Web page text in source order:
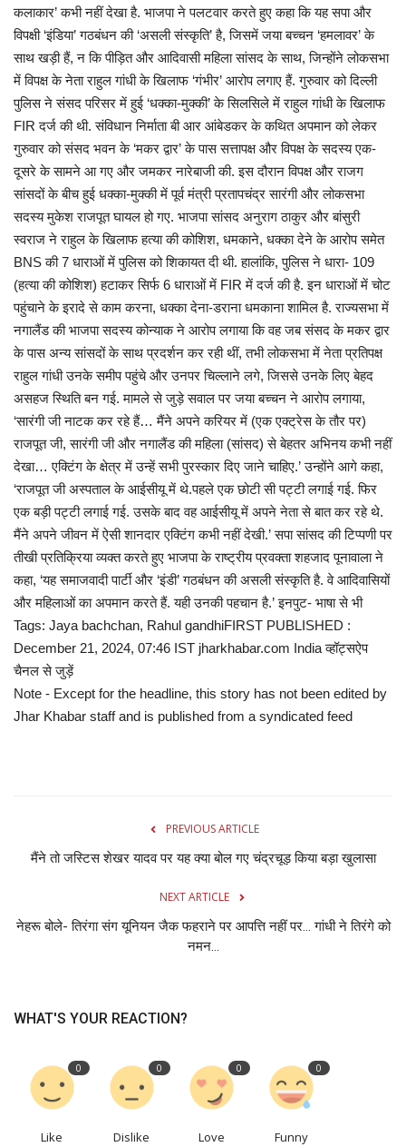
कलाकार’ कभी नहीं देखा है. भाजपा ने पलटवार करते हुए कहा कि यह सपा और
विपक्षी ‘इंडिया’ गठबंधन की ‘असली संस्कृति’ है, जिसमें जया बच्चन ‘हमलावर’ के
साथ खड़ी हैं, न कि पीड़ित और आदिवासी महिला सांसद के साथ, जिन्होंने लोकसभा
में विपक्ष के नेता राहुल गांधी के खिलाफ ‘गंभीर’ आरोप लगाए हैं. गुरुवार को दिल्ली
पुलिस ने संसद परिसर में हुई ‘धक्का-मुक्की’ के सिलसिले में राहुल गांधी के खिलाफ
FIR दर्ज की थी. संविधान निर्माता बी आर आंबेडकर के कथित अपमान को लेकर
गुरुवार को संसद भवन के ‘मकर द्वार’ के पास सत्तापक्ष और विपक्ष के सदस्य एक-
दूसरे के सामने आ गए और जमकर नारेबाजी की. इस दौरान विपक्ष और राजग
सांसदों के बीच हुई धक्का-मुक्की में पूर्व मंत्री प्रतापचंद्र सारंगी और लोकसभा
सदस्य मुकेश राजपूत घायल हो गए. भाजपा सांसद अनुराग ठाकुर और बांसुरी
स्वराज ने राहुल के खिलाफ हत्या की कोशिश, धमकाने, धक्का देने के आरोप समेत
BNS की 7 धाराओं में पुलिस को शिकायत दी थी. हालांकि, पुलिस ने धारा- 109
(हत्या की कोशिश) हटाकर सिर्फ 6 धाराओं में FIR में दर्ज की है. इन धाराओं में चोट
पहुंचाने के इरादे से काम करना, धक्का देना-डराना धमकाना शामिल है. राज्यसभा में
नगालैंड की भाजपा सदस्य कोन्याक ने आरोप लगाया कि वह जब संसद के मकर द्वार
के पास अन्य सांसदों के साथ प्रदर्शन कर रही थीं, तभी लोकसभा में नेता प्रतिपक्ष
राहुल गांधी उनके समीप पहुंचे और उनपर चिल्लाने लगे, जिससे उनके लिए बेहद
असहज स्थिति बन गई. मामले से जुड़े सवाल पर जया बच्चन ने आरोप लगाया,
‘सारंगी जी नाटक कर रहे हैं… मैंने अपने करियर में (एक एक्ट्रेस के तौर पर)
राजपूत जी, सारंगी जी और नगालैंड की महिला (सांसद) से बेहतर अभिनय कभी नहीं
देखा… एक्टिंग के क्षेत्र में उन्हें सभी पुरस्कार दिए जाने चाहिए.’ उन्होंने आगे कहा,
‘राजपूत जी अस्पताल के आईसीयू में थे.पहले एक छोटी सी पट्टी लगाई गई. फिर
एक बड़ी पट्टी लगाई गई. उसके बाद वह आईसीयू में अपने नेता से बात कर रहे थे.
मैंने अपने जीवन में ऐसी शानदार एक्टिंग कभी नहीं देखी.’ सपा सांसद की टिप्पणी पर
तीखी प्रतिक्रिया व्यक्त करते हुए भाजपा के राष्ट्रीय प्रवक्ता शहजाद पूनावाला ने
कहा, ‘यह समाजवादी पार्टी और ‘इंडी’ गठबंधन की असली संस्कृति है. वे आदिवासियों
और महिलाओं का अपमान करते हैं. यही उनकी पहचान है.’ इनपुट- भाषा से भी
Tags: Jaya bachchan, Rahul gandhiFIRST PUBLISHED :
December 21, 2024, 07:46 IST jharkhabar.com India व्हॉट्सऐप
चैनल से जुड़ें
Note - Except for the headline, this story has not been edited by
Jhar Khabar staff and is published from a syndicated feed
PREVIOUS ARTICLE
मैंने तो जस्टिस शेखर यादव पर यह क्या बोल गए चंद्रचूड़ किया बड़ा खुलासा
NEXT ARTICLE
नेहरू बोले- तिरंगा संग यूनियन जैक फहराने पर आपत्ति नहीं पर… गांधी ने तिरंगे को
नमन...
WHAT'S YOUR REACTION?
0
Like
0
Dislike
0
Love
0
Funny